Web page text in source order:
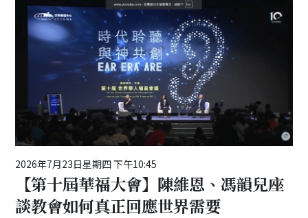
2026年7月23日星期四 下午10:45
【第十屆華福大會】陳維恩、馮韻兒座
談教會如何真正回應世界需要